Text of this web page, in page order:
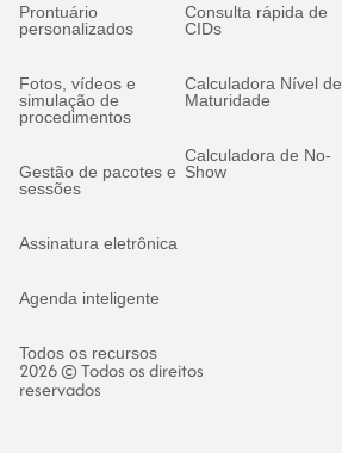
Prontuário
personalizados
Fotos, vídeos e
simulação de
procedimentos
Gestão de pacotes e
sessões
Assinatura eletrônica
Agenda inteligente
Todos os recursos
Consulta rápida de
CIDs
Calculadora Nível de
Maturidade
Calculadora de No-
Show
2026 © Todos os direitos
reservados